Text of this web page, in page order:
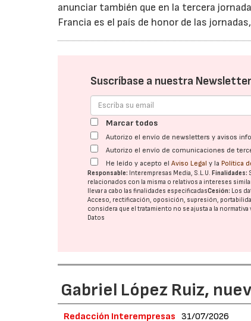
anunciar también que en la tercera
Francia es el país de honor de las
Suscríbase a nuestra
Marcar todos
Autorizo el envío de newsletters y avisos
Autorizo el envío de comunicaciones de
He leído y acepto elAviso Legal y la Política
Responsable: Interempresas Media, S.L.U.Finalidades:
relacionados con la misma o relativos a intereses
llevar a cabo las finalidades especificadasCesión: Los
Acceso, rectificación, oposición, supresión,
considera que el tratamiento no se ajusta a la
Datos
Gabriel López Ruiz,
Redacción Interempresas 31/07/2026